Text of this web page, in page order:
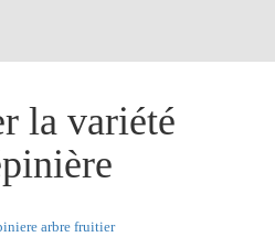
la variété
arbre fruitier